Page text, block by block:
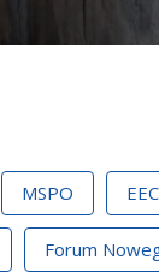
MSPO EEC
Forum